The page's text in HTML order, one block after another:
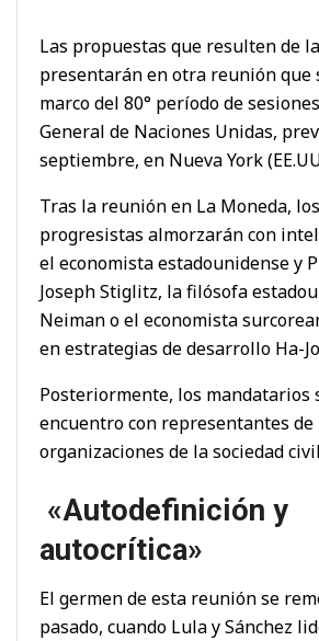
Las propuestas que resulten de
presentarán en otra reunión que
marco del 80° período de
General de Naciones Unidas,
septiembre, en Nueva York
Tras la reunión en La Moneda,
progresistas almorzarán con
el economista estadounidense y
Joseph Stiglitz, la filósofa
Neiman o el economista
en estrategias de desarrollo Ha-
Posteriormente, los mandatarios
encuentro con representantes de
organizaciones de la sociedad
«Autodefinición y
autocrítica»
El germen de esta reunión se
pasado, cuando Lula y Sánchez